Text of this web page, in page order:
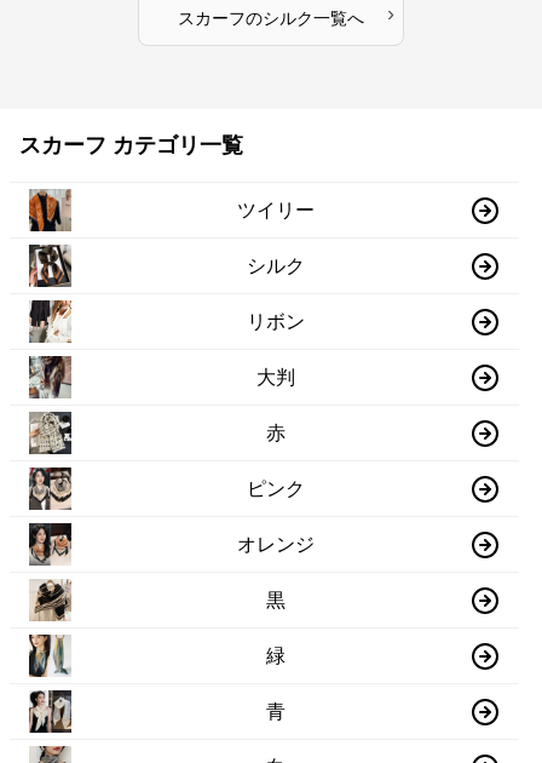
スカーフのシルク一覧へ ›
スカーフ カテゴリ一覧
ツイリー
シルク
リボン
大判
赤
ピンク
オレンジ
黒
緑
青